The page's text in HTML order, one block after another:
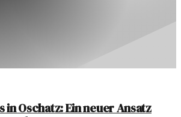
in Oschatz: Ein neuer Ansatz